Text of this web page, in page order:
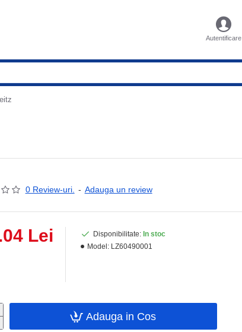
Autentificare
0 Review-uri. - Adauga un review
Lei Disponibilitate: In stoc
Model: LZ60490001
Adauga in Cos